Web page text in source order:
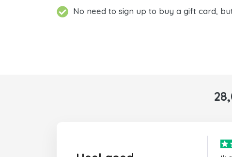
No need to sign up to buy a gift card,